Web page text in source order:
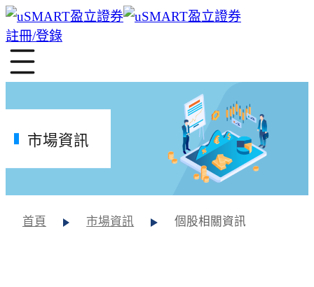
註冊/登錄
市場資訊
首頁 市場資訊 個股相關資訊